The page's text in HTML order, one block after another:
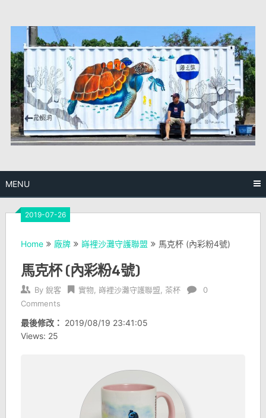
content
MENU
2019-07-26
Home 廠牌 嵵裡沙灘守護聯盟 馬克杯 (內彩粉4號)
馬克杯 (內彩粉4號)
By 銳客 實物, 嵵裡沙灘守護聯盟 茶杯
0
Comments
最後修改： 2019/08/19 23:41:05
Views: 25